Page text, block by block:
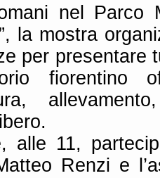
nel Parco
la mostra
per presentare
fiorentino
alle 11,
Renzi e